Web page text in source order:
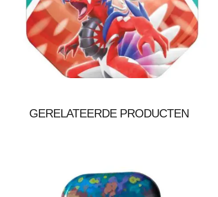
GERELATEERDE PRODUCTEN